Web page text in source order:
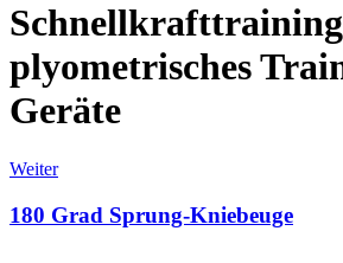
plyometrisches
Geräte
Weiter
180 Grad Sprung-Kniebeuge